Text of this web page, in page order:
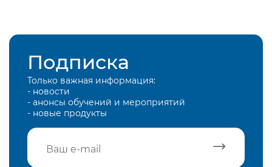
Подписка
Только важная информация:
- новости
- анонсы обучений и мероприятий
- новые продукты